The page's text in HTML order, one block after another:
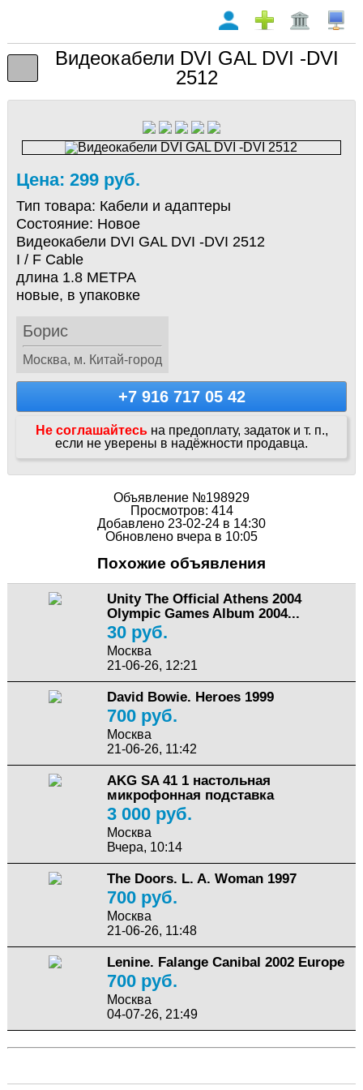
Видеокабели DVI GAL DVI -DVI
2512
Цена: 299 руб.
Тип товара: Кабели и адаптеры
Состояние: Новое
Видеокабели DVI GAL DVI -DVI 2512
I / F Cable
длина 1.8 МЕТРА
новые, в упаковке
Борис
Москва, м. Китай-город
+7 916 717 05 42
Не соглашайтесь на предоплату, задаток и т. п.,
если не уверены в надёжности продавца.
Объявление №198929
Просмотров: 414
Добавлено 23-02-24 в 14:30
Обновлено вчера в 10:05
Похожие объявления
Unity The Official Athens 2004
Olympic Games Album 2004...
30 руб.
Москва
21-06-26, 12:21
David Bowie. Heroes 1999
700 руб.
Москва
21-06-26, 11:42
AKG SA 41 1 настольная
микрофонная подставка
3 000 руб.
Москва
Вчера, 10:14
The Doors. L. A. Woman 1997
700 руб.
Москва
21-06-26, 11:48
Lenine. Falange Canibal 2002 Europe
700 руб.
Москва
04-07-26, 21:49